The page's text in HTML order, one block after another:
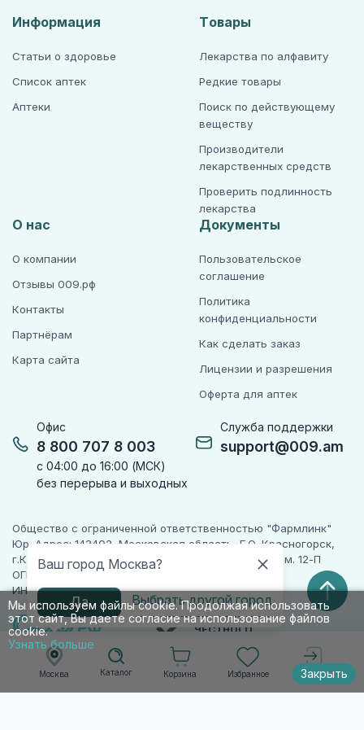
Москва
Ваш город Москва?
Да Выбрать другой город
Каталог Корзина Избранное Войти
Мы используем файлы cookie. Продолжая использовать
этот сайт, Вы даете согласие на использование файлов
cookie.
Узнать больше
Закрыть
Офис
8 800 707 8 003
с 04:00 до 16:00 (МСК)
без перерыва и выходных
Служба поддержки
support@009.am
Информация
Статьи о здоровье
Список аптек
Аптеки
Товары
Лекарства по алфавиту
Редкие товары
Поиск по действующему
веществу
Производители
лекарственных средств
Проверить подлинность
лекарства
О нас
О компании
Отзывы 009.рф
Контакты
Партнёрам
Карта сайта
Документы
Пользовательское
соглашение
Политика
конфиденциальности
Как сделать заказ
Лицензии и разрешения
Оферта для аптек
Общество с ограниченной ответственностью "Фармлинк"
Юр. Адрес: 143402, Московская область, Г.О. Красногорск,
г.Красногорск, ул. Жуковского, д. 17, помещ. III, ком. 12-П
ОГРН 1225000071955
ИНН 5024223277
ПАРТНЕР
ЧЕСТНОГО